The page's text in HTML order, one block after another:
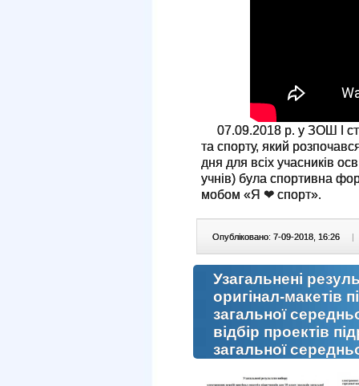
07.09.2018 р. у ЗОШ І
та спорту, який
дня для всіх учасників
учнів) була спортивна
мобом «Я ❤ спорт».
Опубліковано: 7-09-2018, 16:26 |
Узагальнені
оригінал-макетів
загальної
відбір проектів
загальної